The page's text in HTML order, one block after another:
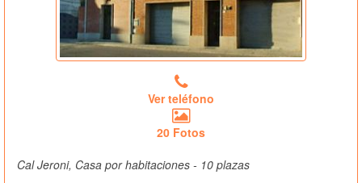
Ver teléfono
20 Fotos
Cal Jeroni, Casa por habitaciones - 10 plazas